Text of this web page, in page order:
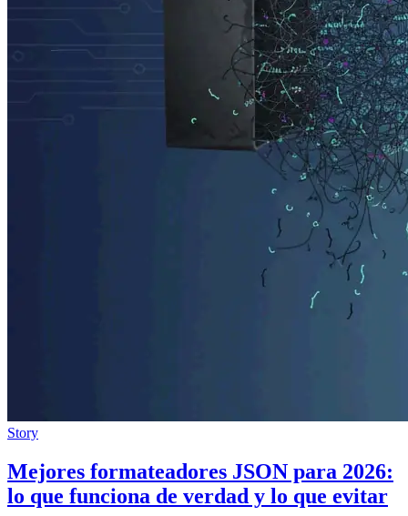
Story
Mejores formateadores JSON para 2026:
lo que funciona de verdad y lo que evitar